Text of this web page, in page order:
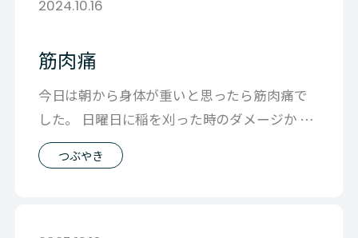
2024.10.16
筋肉痛
今日は朝から身体が重いと思ったら筋肉痛で
した。 日曜日に稲を刈った時のダメージか は
たまた、昨日から始めたランニングのせ
つぶやき